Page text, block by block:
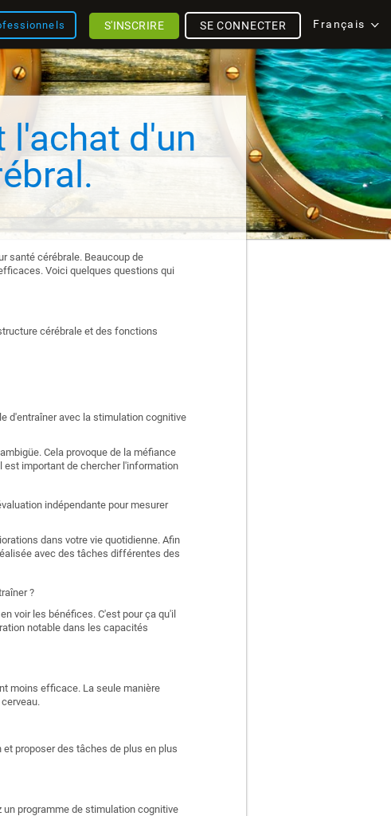
Français
SE CONNECTER
S'INSCRIRE
l'achat d'un
santé cérébrale. Beaucoup de
Voici quelques questions qui
cérébrale et des fonctions
d'entraîner avec la stimulation cognitive
Cela provoque de la méfiance
est important de chercher l'information
indépendante pour mesurer
dans votre vie quotidienne. Afin
avec des tâches différentes des
?
voir les bénéfices. C'est pour ça qu'il
notable dans les capacités
moins efficace. La seule manière
proposer des tâches de plus en plus
programme de stimulation cognitive